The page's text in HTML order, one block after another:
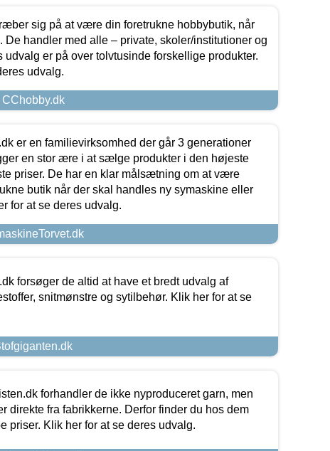
sig på at være din foretrukne hobbybutik, når
De handler med alle – private, skoler/institutioner og
udvalg er på over tolvtusinde forskellige produkter.
udvalg.
er en familievirksomhed der går 3 generationer
en stor ære i at sælge produkter i den højeste
priser. De har en klar målsætning om at være
butik når der skal handles ny symaskine eller
for at se deres udvalg.
forsøger de altid at have et bredt udvalg af
snitmønstre og sytilbehør. Klik her for at se
forhandler de ikke nyproduceret garn, men
direkte fra fabrikkerne. Derfor finder du hos dem
priser. Klik her for at se deres udvalg.